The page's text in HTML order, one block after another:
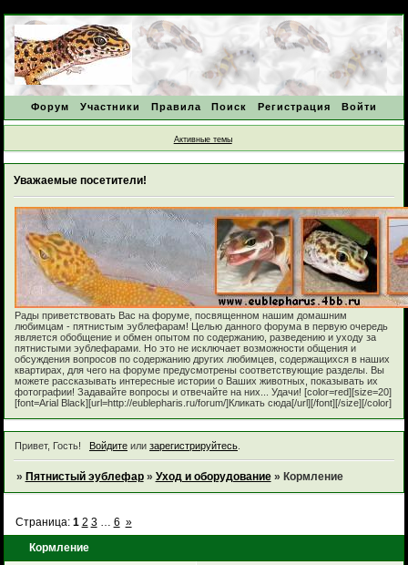
Форум Участники Правила Поиск Регистрация Войти
Активные темы
Уважаемые посетители!
Рады приветствовать Вас на форуме, посвященном нашим домашним
любимцам - пятнистым эублефарам! Целью данного форума в первую очередь
является обобщение и обмен опытом по содержанию, разведению и уходу за
пятнистыми эублефарами. Но это не исключает возможности общения и
обсуждения вопросов по содержанию других любимцев, содержащихся в наших
квартирах, для чего на форуме предусмотрены соответствующие разделы. Вы
можете рассказывать интересные истории о Ваших животных, показывать их
фотографии! Задавайте вопросы и отвечайте на них... Удачи! [color=red][size=20]
[font=Arial Black][url=http://eublepharis.ru/forum/]Кликать сюда[/url][/font][/size][/color]
Привет, Гость! Войдитеили зарегистрируйтесь.
» Пятнистый эублефар » Уход и оборудование » Кормление
Кормление
Страница: 1 2 3 … 6 »